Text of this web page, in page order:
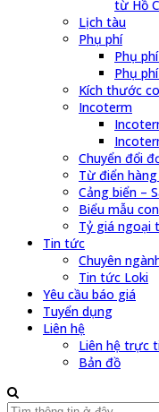
từ Hồ
Lịch tàu
Phụ phí
Phụ
Phụ
Kích thước
Incoterm
Chuyển đổi
Từ điển
Cảng biển –
Biểu mẫu
Tỷ giá ngoại
Tin tức
Chuyên
Tin tức Loki
Yêu cầu báo giá
Tuyển dụng
Liên hệ
Liên hệ trực
Bản đồ